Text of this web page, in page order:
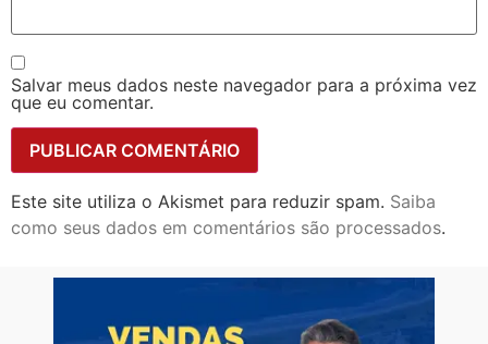
Salvar meus dados neste navegador para a próxima vez
que eu comentar.
Este site utiliza o Akismet para reduzir spam. Saiba
como seus dados em comentários são processados.